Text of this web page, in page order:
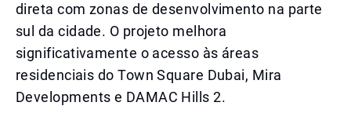
direta com zonas de desenvolvimento na parte
sul da cidade. O projeto melhora
significativamente o acesso às áreas
residenciais do Town Square Dubai, Mira
Developments e DAMAC Hills 2.